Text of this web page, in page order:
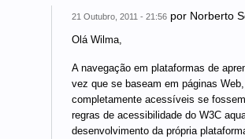
21 Outubro, 2011 - 21:56 por Norberto
Olá Wilma,
A navegação em plataformas de
vez que se baseam em páginas
completamente acessíveis se
regras de acessibilidade do W3C
desenvolvimento da própria